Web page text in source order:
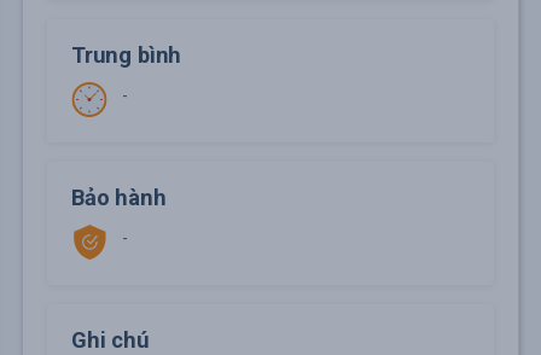
Trung bình
-
Bảo hành
-
Ghi chú